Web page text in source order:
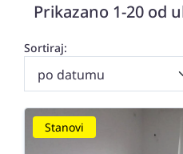
Prikazano 1-20 od
Sortiraj:
po datumu
Stanovi